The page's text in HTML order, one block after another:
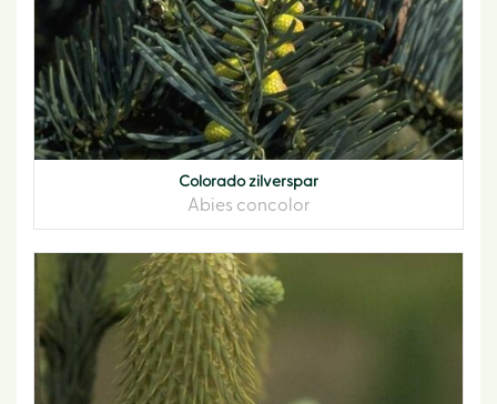
Colorado zilverspar
Abies concolor